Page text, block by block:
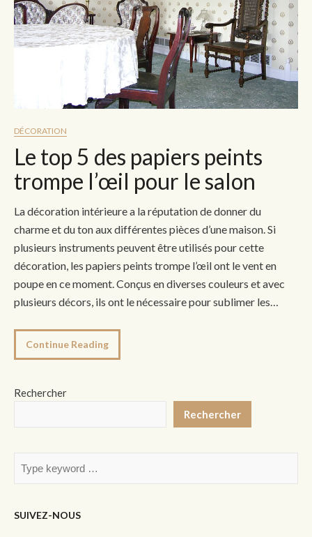
DÉCORATION
Le top 5 des papiers peints
trompe l’œil pour le salon
La décoration intérieure a la réputation de donner du
charme et du ton aux différentes pièces d’une maison. Si
plusieurs instruments peuvent être utilisés pour cette
décoration, les papiers peints trompe l’œil ont le vent en
poupe en ce moment. Conçus en diverses couleurs et avec
plusieurs décors, ils ont le nécessaire pour sublimer les…
Continue Reading
Rechercher
Rechercher
SUIVEZ-NOUS